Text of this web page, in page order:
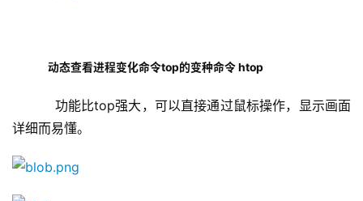
动态查看进程变化命令top的变种命令 htop
功能比top强大，可以直接通过鼠标操作，显示画面
详细而易懂。